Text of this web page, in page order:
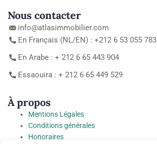
Nous contacter
info@atlasimmobilier.com
En Français (NL/EN) : +212 6 53 055 783
En Arabe : + 212 6 65 443 904
Essaouira : + 212 6 65 449 529
À propos
Mentions Légales
Conditions générales
Honoraires